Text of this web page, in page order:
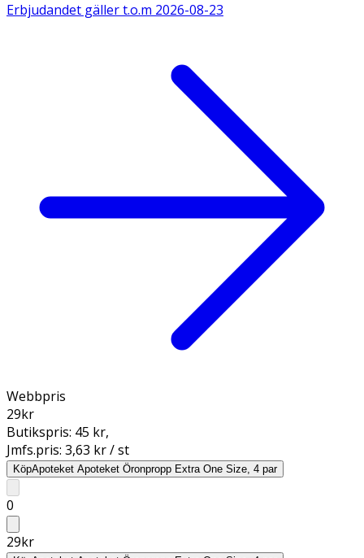
Erbjudandet gäller t.o.m 2026-08-23
Webbpris
29kr
Butikspris: 45 kr,
Jmfs.pris: 3,63 kr / st
KöpApoteket Apoteket Öronpropp Extra One Size, 4 par
0
29kr